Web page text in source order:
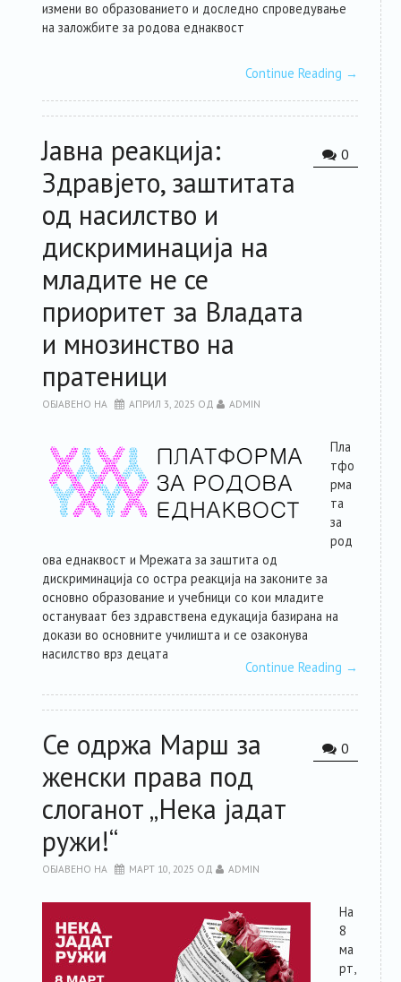
измени во образованието и доследно спроведување
на заложбите за родова еднаквост
Continue Reading →
0
Јавна реакција:
Здравјето, заштитата
од насилство и
дискриминација на
младите не се
приоритет за Владата
и мнозинство на
пратеници
ОБЈАВЕНО НА АПРИЛ 3, 2025 ОД ADMIN
Пла
тфо
рма
та
за
род
ова еднаквост и Мрежата за заштита од
дискриминација со остра реакција на законите за
основно образование и учебници со кои младите
остануваат без здравствена едукација базирана на
докази во основните училишта и се озаконува
насилство врз децата
Continue Reading →
0
Се одржа Марш за
женски права под
слоганот „Нека јадат
ружи!“
ОБЈАВЕНО НА МАРТ 10, 2025 ОД ADMIN
На
8
ма
рт,